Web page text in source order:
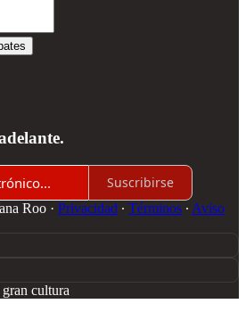
Suscribirse
Roo · Privacidad ∙ Términos ∙ Aviso
cultura